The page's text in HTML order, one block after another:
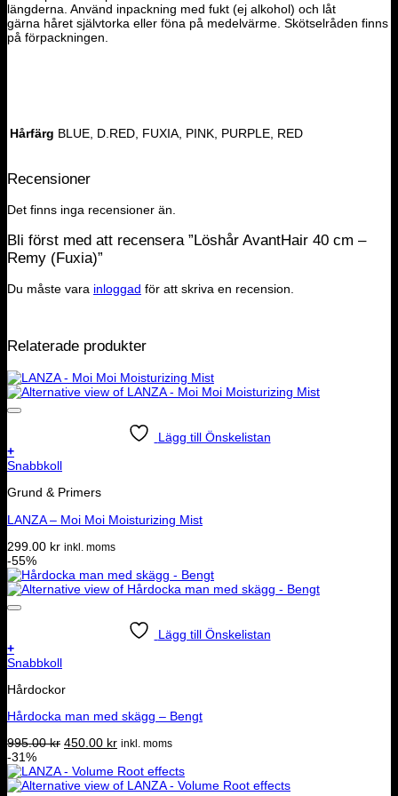
längderna. Använd inpackning med fukt (ej alkohol) och låt
gärna håret självtorka eller föna på medelvärme. Skötselråden finns
på förpackningen.
Hårfärg BLUE, D.RED, FUXIA, PINK, PURPLE, RED
Recensioner
Det finns inga recensioner än.
Bli först med att recensera ”Löshår AvantHair 40 cm –
Remy (Fuxia)”
Du måste vara inloggad för att skriva en recension.
Relaterade produkter
Lägg till Önskelistan
+
Snabbkoll
Grund & Primers
LANZA – Moi Moi Moisturizing Mist
299.00 kr inkl. moms
-55%
Lägg till Önskelistan
+
Snabbkoll
Hårdockor
Hårdocka man med skägg – Bengt
995.00kr Det
priset
var:
450.00 krDet
priset
är:
inkl. moms
-31%